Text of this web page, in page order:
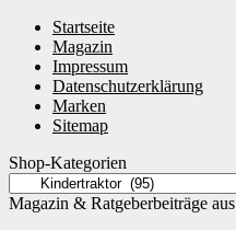
Startseite
Magazin
Impressum
Datenschutzerklärung
Marken
Sitemap
Shop-Kategorien
Magazin & Ratgeberbeiträge aus